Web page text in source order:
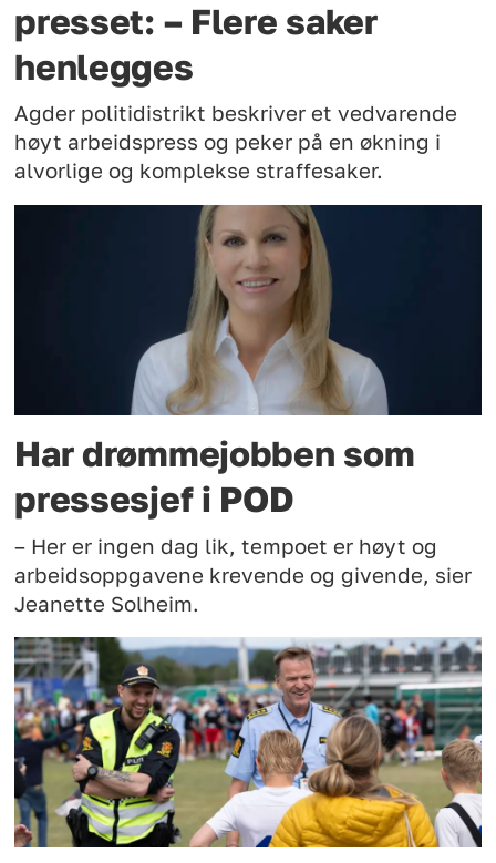
presset: – Flere saker
henlegges
Agder politidistrikt beskriver et vedvarende
høyt arbeidspress og peker på en økning i
alvorlige og komplekse straffesaker.
Har drømmejobben som
pressesjef i POD
– Her er ingen dag lik, tempoet er høyt og
arbeidsoppgavene krevende og givende, sier
Jeanette Solheim.